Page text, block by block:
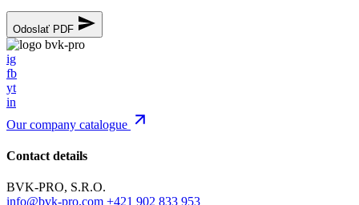
Odoslať PDF
ig
fb
yt
in
Our company catalogue
Contact details
BVK-PRO, S.R.O.
info@bvk-pro.com +421 902 833 953